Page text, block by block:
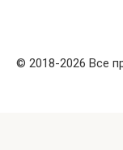
© 2018-2026 Все